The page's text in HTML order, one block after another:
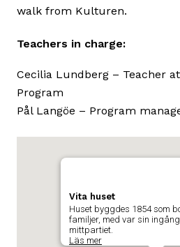
walk from Kulturen.
Teachers in charge:
Cecilia Lundberg – Teacher
Program
Pål Langöe – Program
byggnadens
position
Vita huset
Huset byggdes 1854 som
familjer, med var sin
mittpartiet.
Läs mer